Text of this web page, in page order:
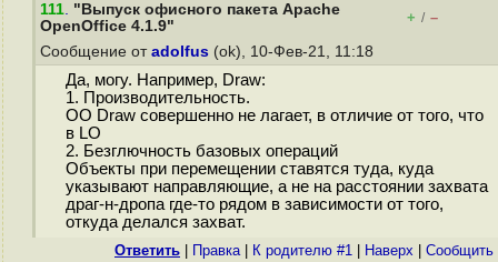
111. "Выпуск офисного пакета Apache
OpenOffice 4.1.9"
+ / –
Сообщение от adolfus (ok), 10-Фев-21, 11:18
Да, могу. Например, Draw:
1. Производительность.
OO Draw совершенно не лагает, в отличие от того, что
в LO
2. Безглючность базовых операций
Объекты при перемещении ставятся туда, куда
указывают направляющие, а не на расстоянии захвата
драг-н-дропа где-то рядом в зависимости от того,
откуда делался захват.
Ответить Правка| К родителю #1 Наверх
Cообщить